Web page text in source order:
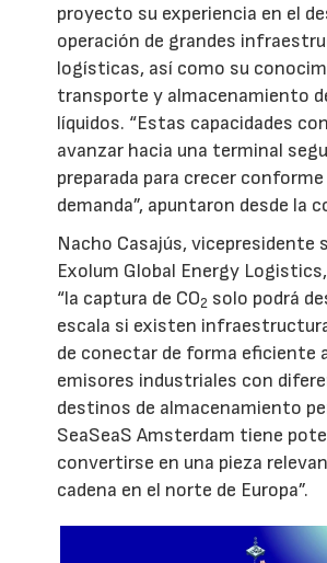
proyecto su experiencia en el
operación de grandes
logísticas, así como su
transporte y almacenamiento
líquidos. “Estas capacidades
avanzar hacia una terminal
preparada para crecer
demanda”, apuntaron desde la
Nacho Casajús, vicepresidente
Exolum Global Energy
“la captura de CO2 solo podrá
escala si existen
de conectar de forma eficiente
emisores industriales con
destinos de almacenamiento
SeaSeaS Amsterdam tiene
convertirse en una pieza
cadena en el norte de Europa”.